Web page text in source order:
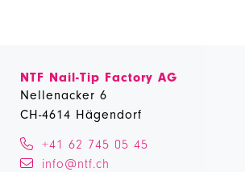
NTF Nail-Tip Factory AG
Nellenacker 6
CH-4614 Hägendorf
+41 62 745 05 45
info@ntf.ch